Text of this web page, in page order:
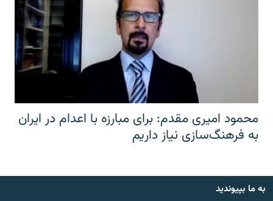
محمود امیری مقدم: برای مبارزه با اعدام در ایران
به فرهنگ‌سازی نیاز داریم
به ما بپیوندید